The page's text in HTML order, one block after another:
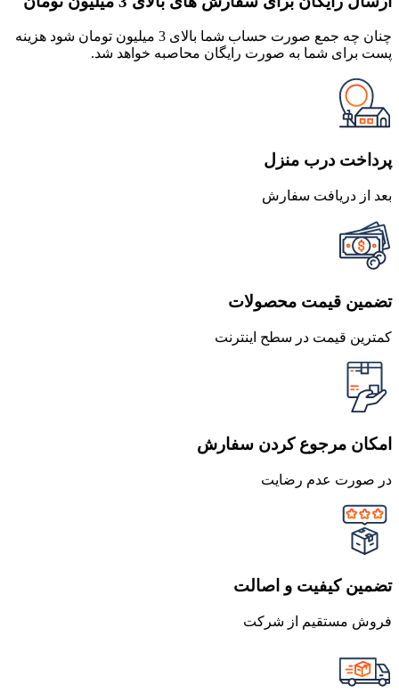
چنان چه جمع صورت حساب شما بالای 3 میلیون تومان شود هزینه
پست برای شما به صورت رایگان محاصبه خواهد شد.
پرداخت درب منزل
بعد از دریافت سفارش
تضمین قیمت محصولات
کمترین قیمت در سطح اینترنت
امکان مرجوع کردن سفارش
در صورت عدم رضایت
تضمین کیفیت و اصالت
فروش مستقیم از شرکت